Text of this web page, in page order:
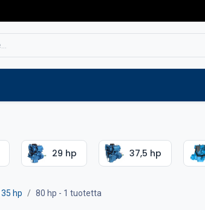
29 hp 37,5 hp
hp 80 hp - 1 tuotetta